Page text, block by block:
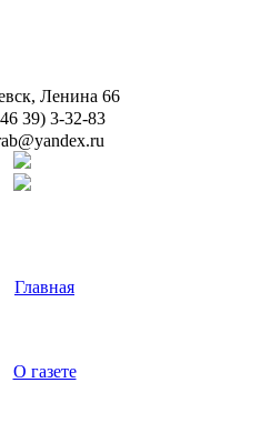
Ленина 66
39) 3-32-83
Главная
О газете